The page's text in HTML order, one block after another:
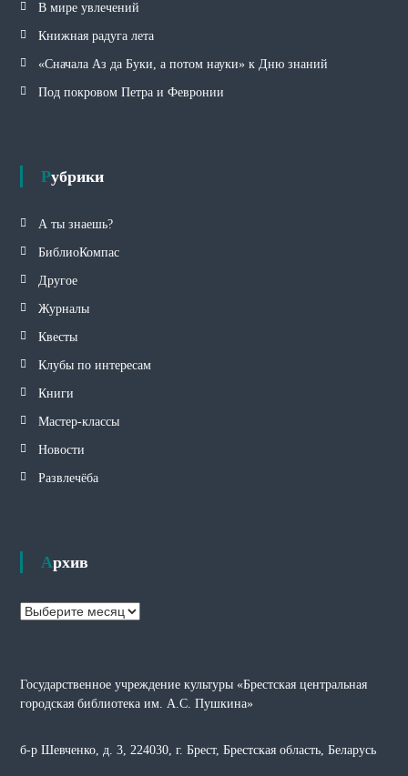
В мире увлечений
Книжная радуга лета
«Сначала Аз да Буки, а потом науки» к Дню знаний
Под покровом Петра и Февронии
Рубрики
А ты знаешь?
БиблиоКомпас
Другое
Журналы
Квесты
Клубы по интересам
Книги
Мастер-классы
Новости
Развлечёба
Архив
А
в
Государственное учреждение культуры «Брестская центральная
городская библиотека им. А.С. Пушкина»
б-р Шевченко, д. 3, 224030, г. Брест, Брестская область, Беларусь